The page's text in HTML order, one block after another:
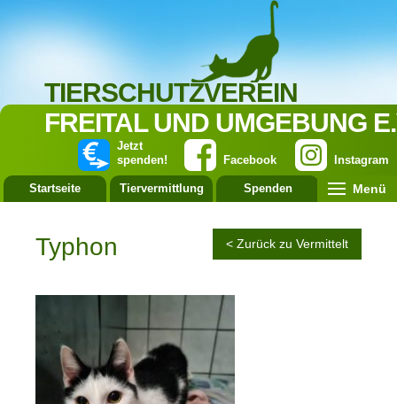
TIERSCHUTZVEREIN
FREITAL UND UMGEBUNG
Instagram
Facebook
Jetzt
spenden!
Startseite Tiervermittlung Spenden Menü
Typhon < Zurück zu Vermittelt